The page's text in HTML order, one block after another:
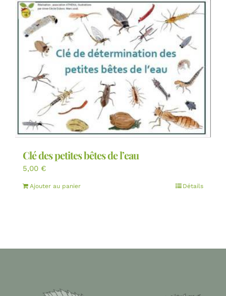
Clé des petites bêtes de l’eau
5,00 €
Ajouter au panier Détails